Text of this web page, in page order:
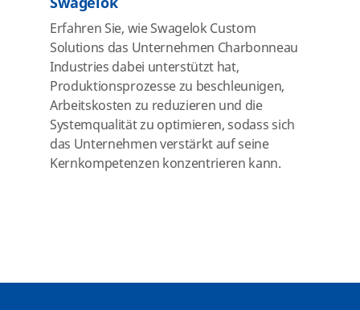
Erfahren Sie, wie Swagelok Custom
Solutions das Unternehmen Charbonneau
Industries dabei unterstützt hat,
Produktionsprozesse zu beschleunigen,
Arbeitskosten zu reduzieren und die
Systemqualität zu optimieren, sodass sich
das Unternehmen verstärkt auf seine
Kernkompetenzen konzentrieren kann.